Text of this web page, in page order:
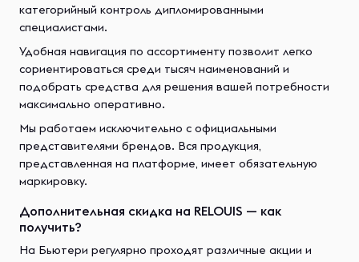
категорийный контроль дипломированными
специалистами.
Удобная навигация по ассортименту позволит легко
сориентироваться среди тысяч наименований и
подобрать средства для решения вашей потребности
максимально оперативно.
Мы работаем исключительно с официальными
представителями брендов. Вся продукция,
представленная на платформе, имеет обязательную
маркировку.
Дополнительная скидка на RELOUIS — как
получить?
На Бьютери регулярно проходят различные акции и